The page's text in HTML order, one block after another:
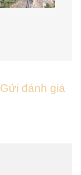
Gửi đánh giá